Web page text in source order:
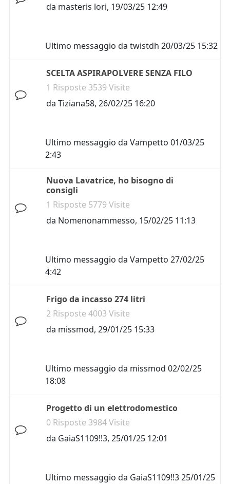
da masteris lori, 19/03/25 12:49
Ultimo messaggio da twistdh 20/03/25 15:32
SCELTA ASPIRAPOLVERE SENZA FILO
1 Risposte 3539 Visite
da Tiziana58, 26/02/25 16:20
Ultimo messaggio da Vampetto 01/03/25
2:43
Nuova Lavatrice, ho bisogno di
consigli
1 Risposte 5779 Visite
da Nomenonammesso, 15/02/25 11:13
Ultimo messaggio da Vampetto 27/02/25
4:42
Frigo da incasso 274 litri
2 Risposte 4003 Visite
da missmod, 29/01/25 15:33
Ultimo messaggio da missmod 02/02/25
18:08
Progetto di un elettrodomestico
0 Risposte 3984 Visite
da GaiaS1109!!3, 25/01/25 12:01
Ultimo messaggio da GaiaS1109!!325/01/25